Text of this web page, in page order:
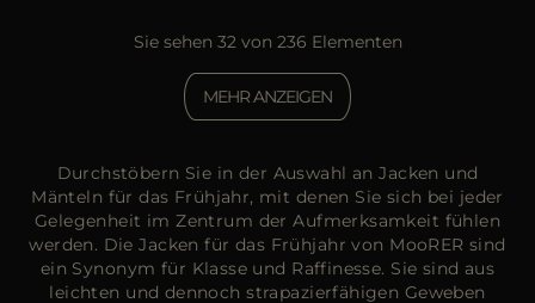
Sie sehen 32 von 236 Elementen
MEHR ANZEIGEN
Durchstöbern Sie in der Auswahl an Jacken und
Mänteln für das Frühjahr, mit denen Sie sich bei jeder
Gelegenheit im Zentrum der Aufmerksamkeit fühlen
werden. Die Jacken für das Frühjahr von MooRER sind
ein Synonym für Klasse und Raffinesse. Sie sind aus
leichten und dennoch strapazierfähigen Geweben